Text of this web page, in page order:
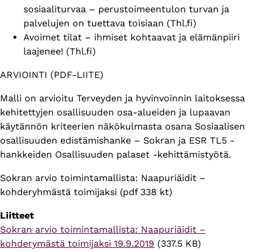
sosiaaliturvaa – perustoimeentulon turvan ja
palvelujen on tuettava toisiaan (Thl.fi)
Avoimet tilat – ihmiset kohtaavat ja elämänpiiri
laajenee! (Thl.fi)
ARVIOINTI (PDF-LIITE)
Malli on arvioitu Terveyden ja hyvinvoinnin laitoksessa
kehitettyjen osallisuuden osa-alueiden ja lupaavan
käytännön kriteerien näkökulmasta osana Sosiaalisen
osallisuuden edistämishanke – Sokran ja ESR TL5 -
hankkeiden Osallisuuden palaset -kehittämistyötä.
Sokran arvio toimintamallista: Naapuriäidit –
kohderyhmästä toimijaksi (pdf 338 kt)
Liitteet
Tiedosto
Sokran arvio toimintamallista: Naapuriäidit –
kohderymästä toimijaksi 19.9.2019 (337.5 KB)